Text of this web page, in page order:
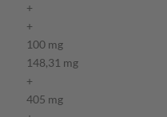
+
+
100 mg
148,31 mg
+
405 mg